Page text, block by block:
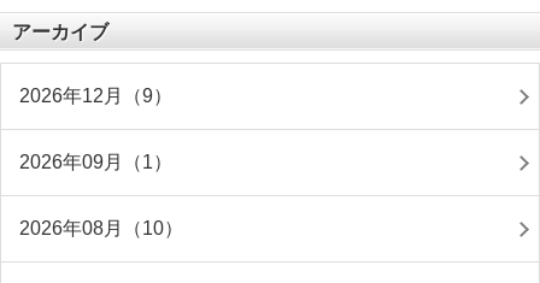
アーカイブ
2026年12月（9）
2026年09月（1）
2026年08月（10）